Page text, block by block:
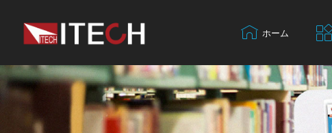
ホーム